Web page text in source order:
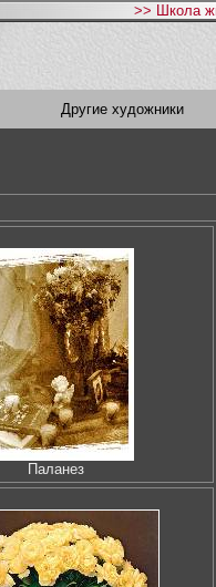
>> Школа
Другие художники
Паланез